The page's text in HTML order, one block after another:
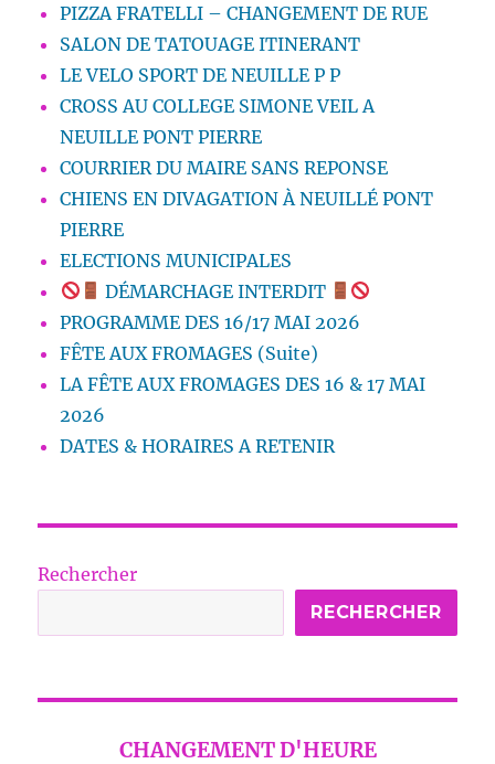
PIZZA FRATELLI – CHANGEMENT DE RUE
SALON DE TATOUAGE ITINERANT
LE VELO SPORT DE NEUILLE P P
CROSS AU COLLEGE SIMONE VEIL A
NEUILLE PONT PIERRE
COURRIER DU MAIRE SANS REPONSE
CHIENS EN DIVAGATION À NEUILLÉ PONT
PIERRE
ELECTIONS MUNICIPALES
DÉMARCHAGE INTERDIT
PROGRAMME DES 16/17 MAI 2026
FÊTE AUX FROMAGES (Suite)
LA FÊTE AUX FROMAGES DES 16 & 17 MAI
2026
DATES & HORAIRES A RETENIR
Rechercher
RECHERCHER
CHANGEMENT D'HEURE